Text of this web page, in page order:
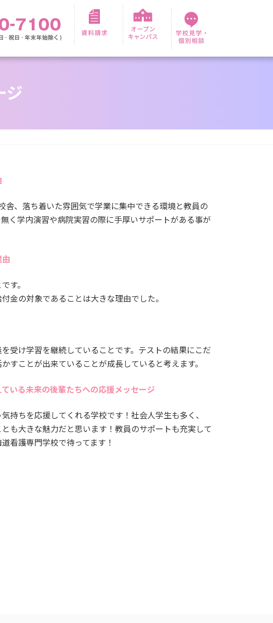
ジ
、落ち着いた雰囲気で学業に集中できる環境と教員の
く学内演習や病院実習の際に手厚いサポートがある事が
す。
金の対象であることは大きな理由でした。
受け学習を継続していることです。テストの結果にこだ
すことが出来ていることが成長していると考えます。
いる未来の後輩たちへの応援メッセージ
持ちを応援してくれる学校です！社会人学生も多く、
も大きな魅力だと思います！教員のサポートも充実して
看護専門学校で待ってます！